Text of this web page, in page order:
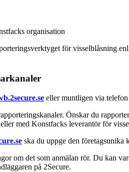
organisation
för visselblåsning
eller muntligen via telefon
Önskar du
med Konstfacks leverantör för
ska du uppge den företagsunika
om det som anmälan rör. Du kan
på 2Secure.